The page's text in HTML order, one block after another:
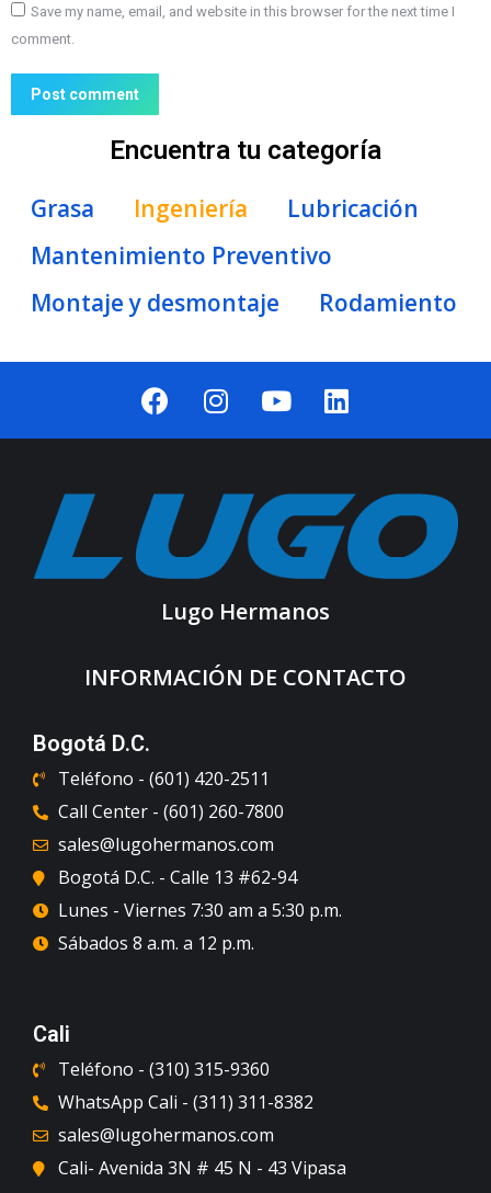
Save my name, email, and website in this browser for the next time I
comment.
Post comment
Encuentra tu categoría
Grasa
Ingeniería
Lubricación
Mantenimiento Preventivo
Montaje y desmontaje
Rodamiento
Lugo Hermanos
INFORMACIÓN DE CONTACTO
Bogotá D.C.
Teléfono - (601) 420-2511
Call Center - (601) 260-7800
sales@lugohermanos.com
Bogotá D.C. - Calle 13 #62-94
Lunes - Viernes 7:30 am a 5:30 p.m.
Sábados 8 a.m. a 12 p.m.
Cali
Teléfono - (310) 315-9360
WhatsApp Cali - (311) 311-8382
sales@lugohermanos.com
Cali- Avenida 3N # 45 N - 43 Vipasa